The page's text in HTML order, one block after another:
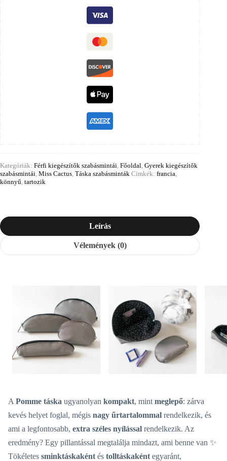
Kategóriák: Férfi kiegészítők szabásmintái Főoldal Gyerek kiegészítők
szabásmintái Miss Cactus Táska szabásminták Címkék: francia
könnyű tartozik
Leírás
Vélemények (0)
A Pomme táska ugyanolyan kompakt, mint meglepő: zárva
kevés helyet foglal, mégis nagy űrtartalommal rendelkezik, és
ami a legfontosabb, extra széles nyílással rendelkezik. Az
eredmény? Egy pillantással megtalálja mindazt, ami benne van ✨
Tökéletes sminktáskaként és tolltáskaként egyaránt,